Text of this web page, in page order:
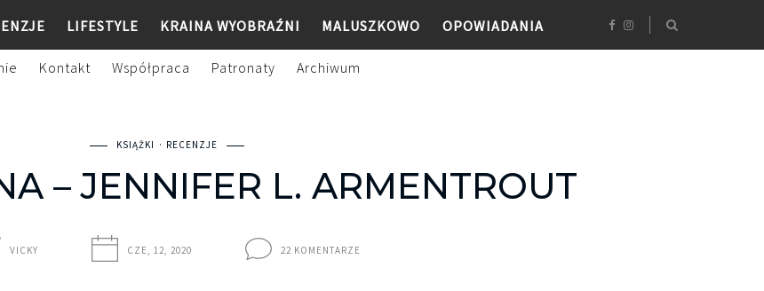
LIFESTYLE KRAINA WYOBRAŹNI MALUSZKOWO OPOWIADANIA
Kontakt Współpraca Patronaty Archiwum
KSIĄŻKI RECENZJE
– JENNIFER L. ARMENTROUT
VICKY CZE, 12, 2020 22 KOMENTARZE